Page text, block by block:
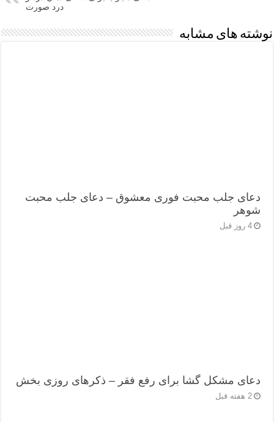
درد صورت
نوشته های مشابه
دعای جلب محبت فوری معشوق – دعای جلب محبت
شوهر
4 روز قبل
دعای مشکل گشا برای رفع فقر – ذکرهای روزی‌ بخش
2 هفته قبل